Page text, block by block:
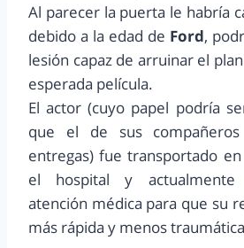
Al parecer la puerta le habría
debido a la edad de Ford,
lesión capaz de arruinar el
esperada película.
El actor (cuyo papel podría
que el de sus
entregas) fue transportado
el hospital y actualmente
atención médica para que su
más rápida y menos